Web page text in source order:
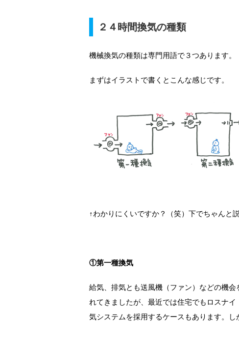
２４時間換気の種類
機械換気の種類は専門用語で３つあります。
まずはイラストで書くとこんな感じです。
↑わかりにくいですか？（笑）下でちゃんと説
①第一種換気
給気、排気とも送風機（ファン）などの機
れてきましたが、最近では住宅でもロスナ
気システムを採用するケースもあります。し